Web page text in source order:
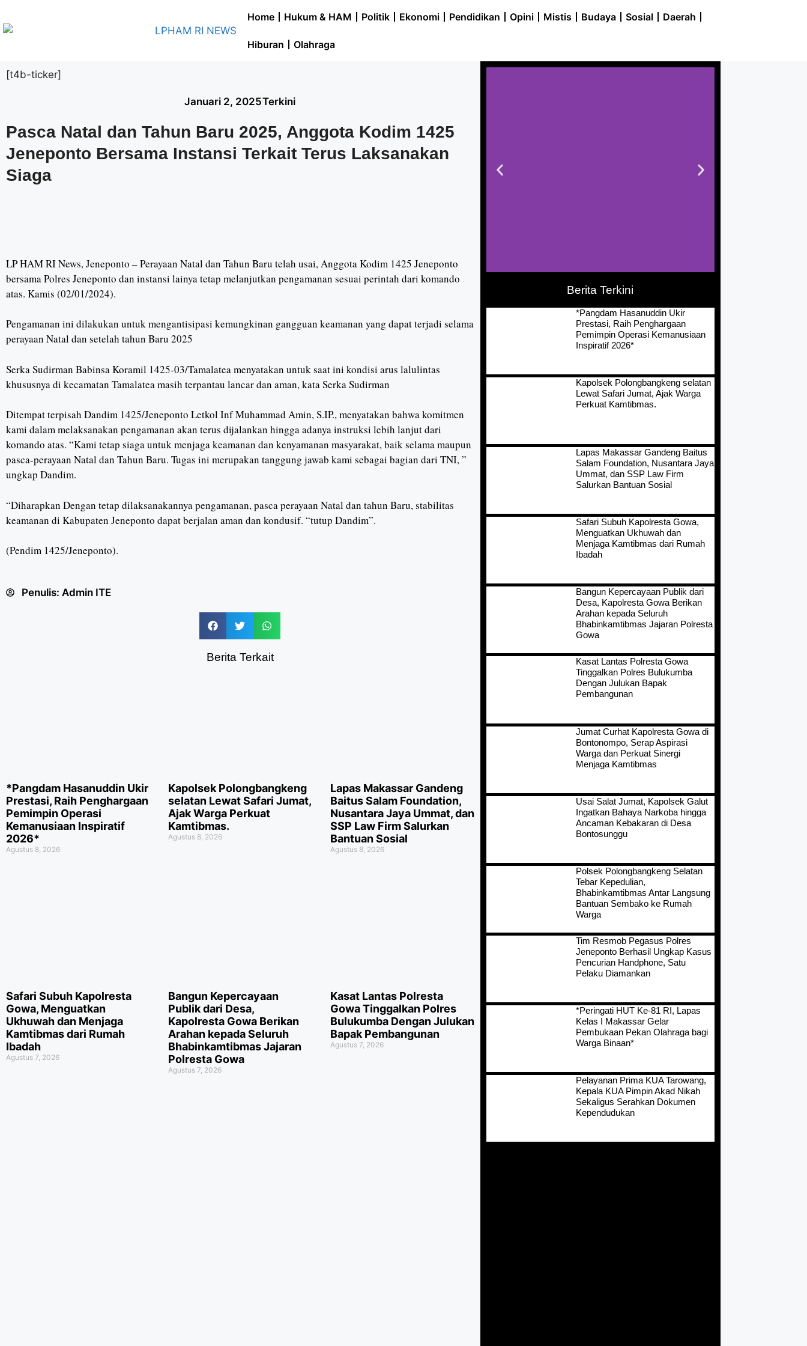
Home Hukum & HAM Politik Ekonomi Pendidikan Opini Mistis Budaya Sosial Daerah
Hiburan Olahraga
[t4b-ticker]
Januari 2, 2025Terkini
Pasca Natal dan Tahun Baru 2025, Anggota Kodim 1425
Jeneponto Bersama Instansi Terkait Terus Laksanakan
Siaga
LP HAM RI News, Jeneponto – Perayaan Natal dan Tahun Baru telah usai, Anggota Kodim 1425 Jeneponto
bersama Polres Jeneponto dan instansi lainya tetap melanjutkan pengamanan sesuai perintah dari komando
atas. Kamis (02/01/2024).
Pengamanan ini dilakukan untuk mengantisipasi kemungkinan gangguan keamanan yang dapat terjadi selama
perayaan Natal dan setelah tahun Baru 2025
Serka Sudirman Babinsa Koramil 1425-03/Tamalatea menyatakan untuk saat ini kondisi arus lalulintas
khususnya di kecamatan Tamalatea masih terpantau lancar dan aman, kata Serka Sudirman
Ditempat terpisah Dandim 1425/Jeneponto Letkol Inf Muhammad Amin, S.IP., menyatakan bahwa komitmen
kami dalam melaksanakan pengamanan akan terus dijalankan hingga adanya instruksi lebih lanjut dari
komando atas. “Kami tetap siaga untuk menjaga keamanan dan kenyamanan masyarakat, baik selama maupun
pasca-perayaan Natal dan Tahun Baru. Tugas ini merupakan tanggung jawab kami sebagai bagian dari TNI, ”
ungkap Dandim.
“Diharapkan Dengan tetap dilaksanakannya pengamanan, pasca perayaan Natal dan tahun Baru, stabilitas
keamanan di Kabupaten Jeneponto dapat berjalan aman dan kondusif. “tutup Dandim”.
(Pendim 1425/Jeneponto).
Penulis: Admin ITE
Berita Terkait
*Pangdam Hasanuddin Ukir
Prestasi, Raih Penghargaan
Pemimpin Operasi
Kemanusiaan Inspiratif
2026*
Agustus 8, 2026
Kapolsek Polongbangkeng
selatan Lewat Safari Jumat,
Ajak Warga Perkuat
Kamtibmas.
Agustus 8, 2026
Lapas Makassar Gandeng
Baitus Salam Foundation,
Nusantara Jaya Ummat, dan
SSP Law Firm Salurkan
Bantuan Sosial
Agustus 8, 2026
Safari Subuh Kapolresta
Gowa, Menguatkan
Ukhuwah dan Menjaga
Kamtibmas dari Rumah
Ibadah
Agustus 7, 2026
Bangun Kepercayaan
Publik dari Desa,
Kapolresta Gowa Berikan
Arahan kepada Seluruh
Bhabinkamtibmas Jajaran
Polresta Gowa
Agustus 7, 2026
Kasat Lantas Polresta
Gowa Tinggalkan Polres
Bulukumba Dengan Julukan
Bapak Pembangunan
Agustus 7, 2026
Berita Terkini
*Pangdam Hasanuddin Ukir
Prestasi, Raih Penghargaan
Pemimpin Operasi Kemanusiaan
Inspiratif 2026*
Kapolsek Polongbangkeng selatan
Lewat Safari Jumat, Ajak Warga
Perkuat Kamtibmas.
Lapas Makassar Gandeng Baitus
Salam Foundation, Nusantara Jaya
Ummat, dan SSP Law Firm
Salurkan Bantuan Sosial
Safari Subuh Kapolresta Gowa,
Menguatkan Ukhuwah dan
Menjaga Kamtibmas dari Rumah
Ibadah
Bangun Kepercayaan Publik dari
Desa, Kapolresta Gowa Berikan
Arahan kepada Seluruh
Bhabinkamtibmas Jajaran Polresta
Gowa
Kasat Lantas Polresta Gowa
Tinggalkan Polres Bulukumba
Dengan Julukan Bapak
Pembangunan
Jumat Curhat Kapolresta Gowa di
Bontonompo, Serap Aspirasi
Warga dan Perkuat Sinergi
Menjaga Kamtibmas
Usai Salat Jumat, Kapolsek Galut
Ingatkan Bahaya Narkoba hingga
Ancaman Kebakaran di Desa
Bontosunggu
Polsek Polongbangkeng Selatan
Tebar Kepedulian,
Bhabinkamtibmas Antar Langsung
Bantuan Sembako ke Rumah
Warga
Tim Resmob Pegasus Polres
Jeneponto Berhasil Ungkap Kasus
Pencurian Handphone, Satu
Pelaku Diamankan
*Peringati HUT Ke-81 RI, Lapas
Kelas I Makassar Gelar
Pembukaan Pekan Olahraga bagi
Warga Binaan*
Pelayanan Prima KUA Tarowang,
Kepala KUA Pimpin Akad Nikah
Sekaligus Serahkan Dokumen
Kependudukan